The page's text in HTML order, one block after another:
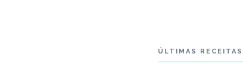
ÚLTIMAS RECEITAS